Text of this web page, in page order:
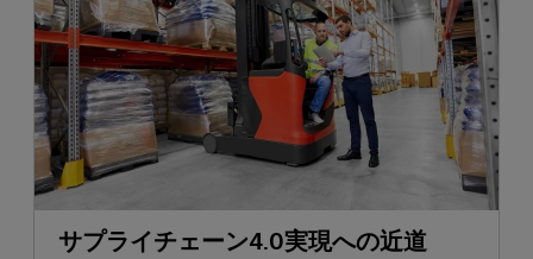
サプライチェーン4.0実現への近道